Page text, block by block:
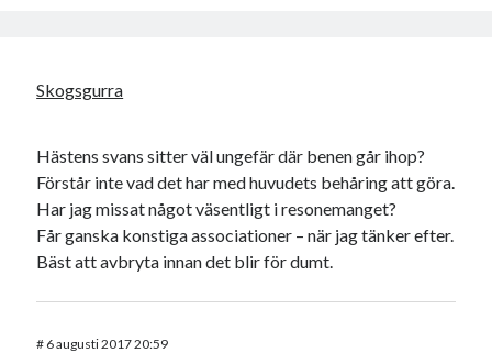
Skogsgurra
Hästens svans sitter väl ungefär där benen går ihop?
Förstår inte vad det har med huvudets behåring att göra.
Har jag missat något väsentligt i resonemanget?
Får ganska konstiga associationer – när jag tänker efter.
Bäst att avbryta innan det blir för dumt.
# 6 augusti 2017 20:59